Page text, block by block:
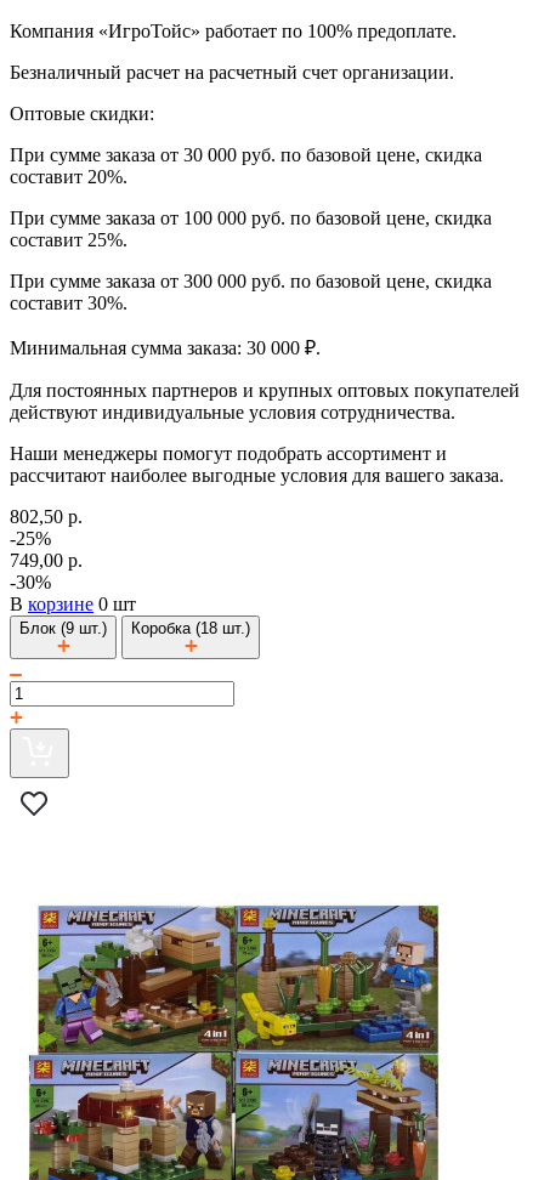
Компания «ИгроТойс» работает по 100% предоплате.
Безналичный расчет на расчетный счет организации.
Оптовые скидки:
При сумме заказа от 30 000 руб. по базовой цене, скидка
составит 20%.
При сумме заказа от 100 000 руб. по базовой цене, скидка
составит 25%.
При сумме заказа от 300 000 руб. по базовой цене, скидка
составит 30%.
Минимальная сумма заказа: 30 000 ₽.
Для постоянных партнеров и крупных оптовых покупателей
действуют индивидуальные условия сотрудничества.
Наши менеджеры помогут подобрать ассортимент и
рассчитают наиболее выгодные условия для вашего заказа.
802,50 р.
-25%
749,00 р.
-30%
В корзине 0 шт
Блок (9 шт.) Коробка (18 шт.)